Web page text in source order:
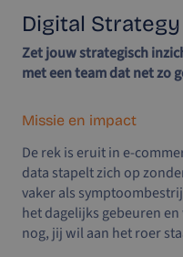
Digital
Zet jouw strategisch
met een team dat net zo
Missie en impact
De rek is eruit in e-
data stapelt zich op
vaker als
het dagelijks gebeuren
nog, jij wil aan het roer